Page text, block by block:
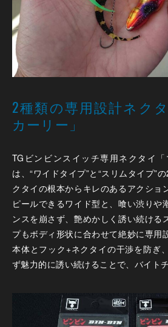
2種類の専用設計ネク
カーリー」
TGビンビンスイッチ専用ネクタイ
は、“ワイドタイプ”と“スリムタイプ”
クタイの根本からキレのあるアクショ
ピールできるワイド型と、喰い渋りや
ンスを崩さず、艶めかしく誘い続ける
プもボディ形状に合わせて絶妙に専用
本体とフック+ネクタイの干渉を防ぎ
ず魅力的に誘い続けることで、バイト